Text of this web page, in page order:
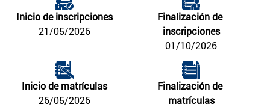
Inicio de inscripciones
21/05/2026
Finalización de
inscripciones
01/10/2026
Inicio de matrículas
26/05/2026
Finalización de
matrículas